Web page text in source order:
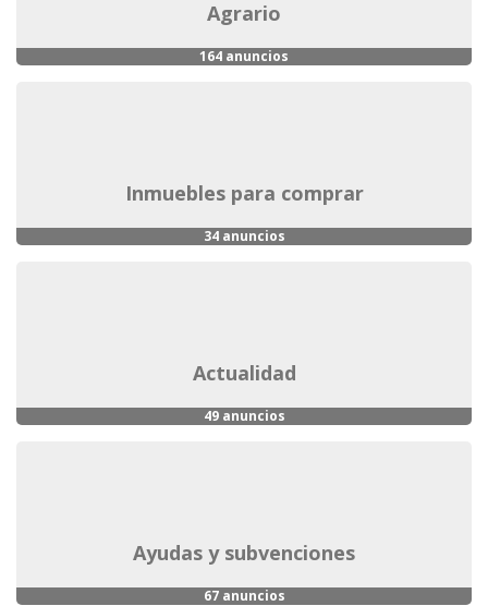
agrario
164 anuncios
inmuebles para comprar
34 anuncios
actualidad
49 anuncios
ayudas y subvenciones
67 anuncios